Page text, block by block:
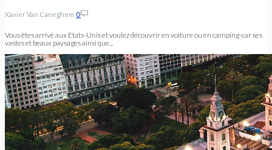
Xavier Van Caneghem 0
Vous êtes arrivé aux Etats-Unis et voulez découvrir en voiture ou en camping-car ses
vastes et beaux paysages ainsi que...